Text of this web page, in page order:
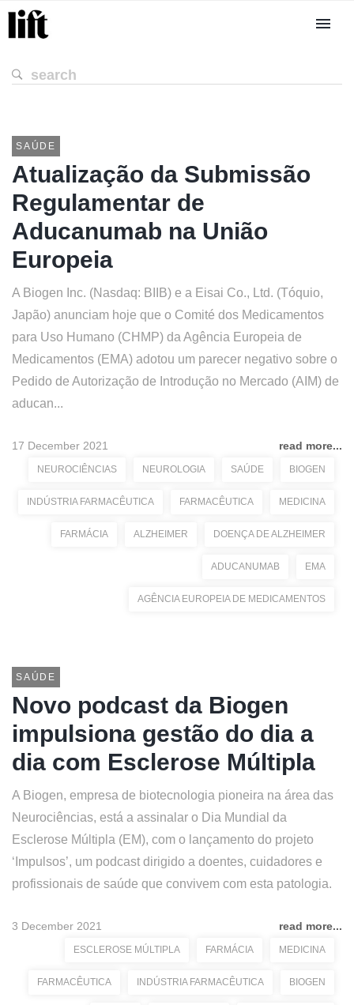
SAÚDE
Atualização da Submissão
Regulamentar de
Aducanumab na União
Europeia
A Biogen Inc. (Nasdaq: BIIB) e a Eisai Co., Ltd. (Tóquio,
Japão) anunciam hoje que o Comité dos Medicamentos
para Uso Humano (CHMP) da Agência Europeia de
Medicamentos (EMA) adotou um parecer negativo sobre o
Pedido de Autorização de Introdução no Mercado (AIM) de
aducan...
17 December 2021 read more...
NEUROCIÊNCIAS NEUROLOGIA SAÚDE BIOGEN
INDÚSTRIA FARMACÊUTICA FARMACÊUTICA MEDICINA
FARMÁCIA ALZHEIMER DOENÇA DE ALZHEIMER
ADUCANUMAB EMA
AGÊNCIA EUROPEIA DE MEDICAMENTOS
SAÚDE
Novo podcast da Biogen
impulsiona gestão do dia a
dia com Esclerose Múltipla
A Biogen, empresa de biotecnologia pioneira na área das
Neurociências, está a assinalar o Dia Mundial da
Esclerose Múltipla (EM), com o lançamento do projeto
‘Impulsos’, um podcast dirigido a doentes, cuidadores e
profissionais de saúde que convivem com esta patologia.
3 December 2021 read more...
ESCLEROSE MÚLTIPLA FARMÁCIA MEDICINA
FARMACÊUTICA INDÚSTRIA FARMACÊUTICA BIOGEN